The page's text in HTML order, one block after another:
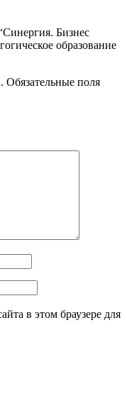
Бизнес
образование
Обязательные поля
в этом браузере для